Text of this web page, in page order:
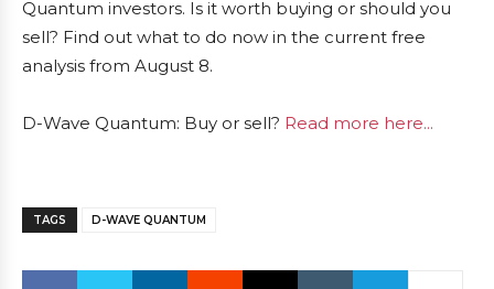
Quantum investors. Is it worth buying or should you
sell? Find out what to do now in the current free
analysis from August 8.
D-Wave Quantum: Buy or sell? Read more here...
TAGS D-WAVE QUANTUM